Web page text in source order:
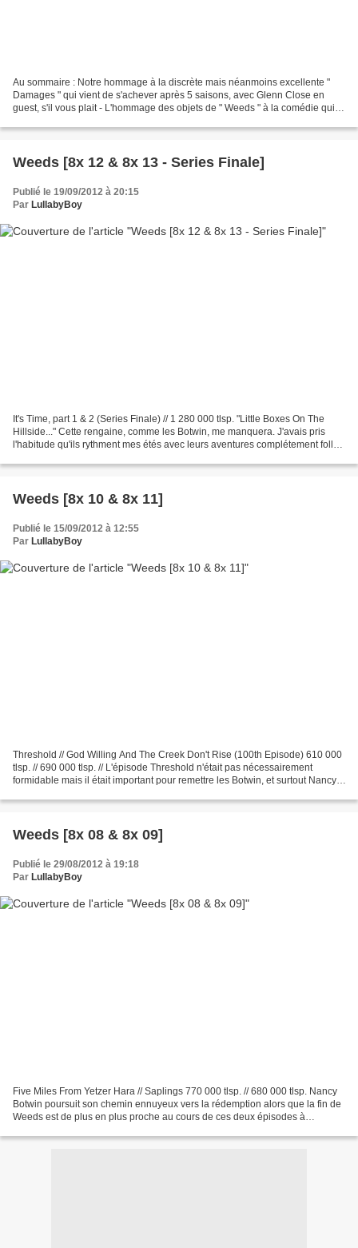
Au sommaire : Notre hommage à la discrète mais néanmoins excellente "
Damages " qui vient de s'achever après 5 saisons, avec Glenn Close en
guest, s'il vous plait - L'hommage des objets de " Weeds " à la comédie qui
Weeds [8x 12 & 8x 13 - Series Finale]
Publié le 19/09/2012 à 20:15
Par LullabyBoy
It's Time, part 1 & 2 (Series Finale) // 1 280 000 tlsp. "Little Boxes On The
Hillside..." Cette rengaine, comme les Botwin, me manquera. J'avais pris
l'habitude qu'ils rythment mes étés avec leurs aventures complétement folles
Weeds [8x 10 & 8x 11]
Publié le 15/09/2012 à 12:55
Par LullabyBoy
Threshold // God Willing And The Creek Don't Rise (100th Episode) 610 000
tlsp. // 690 000 tlsp. // L'épisode Threshold n'était pas nécessairement
formidable mais il était important pour remettre les Botwin, et surtout Nancy,
Weeds [8x 08 & 8x 09]
Publié le 29/08/2012 à 19:18
Par LullabyBoy
Five Miles From Yetzer Hara // Saplings 770 000 tlsp. // 680 000 tlsp. Nancy
Botwin poursuit son chemin ennuyeux vers la rédemption alors que la fin de
Weeds est de plus en plus proche au cours de ces deux épisodes à